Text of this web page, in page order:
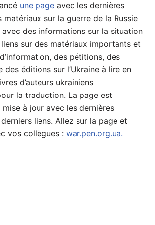
une page avec les dernières
matériaux sur la guerre de la Russie
avec des informations sur la situation
sur des matériaux importants et
des pétitions, des
des éditions sur l’Ukraine à lire en
d’auteurs ukrainiens
la traduction. La page est
à jour avec les dernières
liens. Allez sur la page et
vos collègues : war.pen.org.ua.